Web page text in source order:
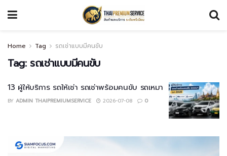
Home Tag รถเช่าแบบมีคนขับ
Tag: รถเช่าแบบมีคนขับ
13 ผู้ให้บริการ รถให้เช่า รถเช่าพร้อมคนขับ รถเหมา
BY ADMIN THAIPREMIUMSERVICE 2026-07-08 0